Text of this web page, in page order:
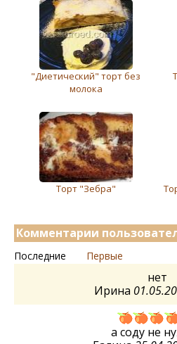
"Диетический" торт без
молока
Торт "Зебра"
Комментарии
Последние Первые
нет
Ирина
а соду не